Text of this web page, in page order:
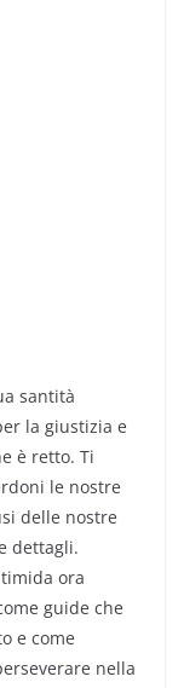
santità
la giustizia e
è retto. Ti
le nostre
delle nostre
dettagli.
ora
guide che
e come
nella